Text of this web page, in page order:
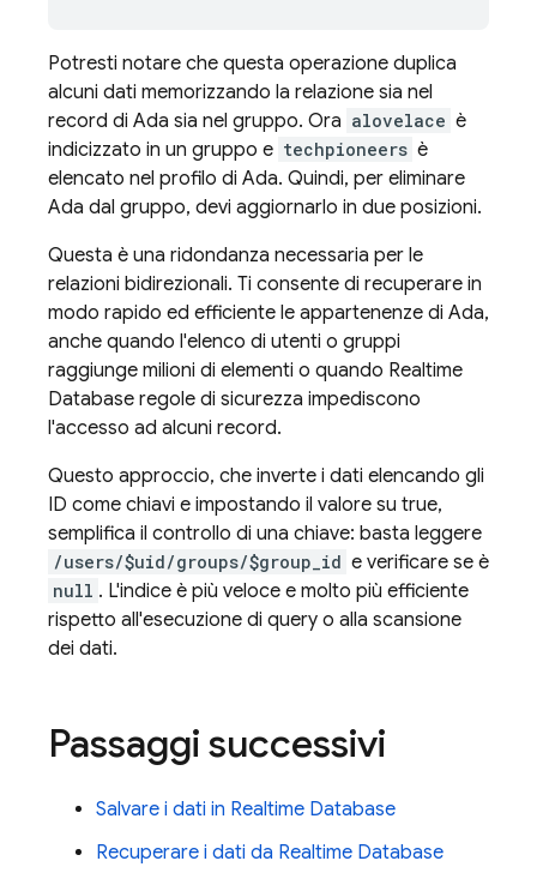
Potresti notare che questa operazione duplica
alcuni dati memorizzando la relazione sia nel
record di Ada sia nel gruppo. Ora alovelace è
indicizzato in un gruppo e techpioneers è
elencato nel profilo di Ada. Quindi, per eliminare
Ada dal gruppo, devi aggiornarlo in due posizioni.
Questa è una ridondanza necessaria per le
relazioni bidirezionali. Ti consente di recuperare in
modo rapido ed efficiente le appartenenze di Ada,
anche quando l'elenco di utenti o gruppi
raggiunge milioni di elementi o quando Realtime
Database regole di sicurezza impediscono
l'accesso ad alcuni record.
Questo approccio, che inverte i dati elencando gli
ID come chiavi e impostando il valore su true,
semplifica il controllo di una chiave: basta leggere
/users/$uid/groups/$group_id e verificare se è
null . L'indice è più veloce e molto più efficiente
rispetto all'esecuzione di query o alla scansione
dei dati.
Passaggi successivi
Salvare i dati in Realtime Database
Recuperare i dati da Realtime Database